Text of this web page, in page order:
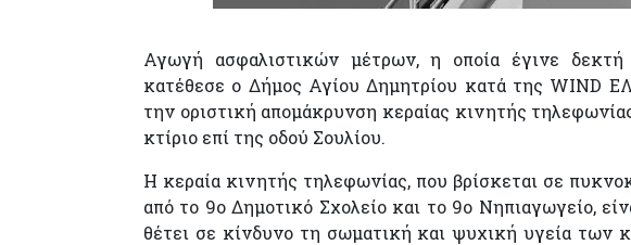
Αγωγή ασφαλιστικών μέτρων, η οποία έγινε
κατέθεσε ο Δήμος Αγίου Δημητρίου κατά της WIND
την οριστική απομάκρυνση κεραίας κινητής
κτίριο επί της οδού Σουλίου.
Η κεραία κινητής τηλεφωνίας, που βρίσκεται σε
από το 9ο Δημοτικό Σχολείο και το 9ο Νηπιαγωγείο,
θέτει σε κίνδυνο τη σωματική και ψυχική υγεία των